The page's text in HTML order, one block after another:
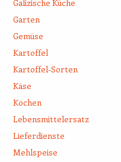
Galizische Küche
Garten
Gemüse
Kartoffel
Kartoffel-Sorten
Käse
Kochen
Lebensmittelersatz
Lieferdienste
Mehlspeise